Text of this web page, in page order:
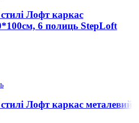
Лофт каркас
6 полиць StepLoft
Лофт каркас металевий